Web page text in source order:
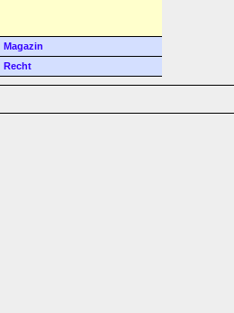
Magazin
Recht